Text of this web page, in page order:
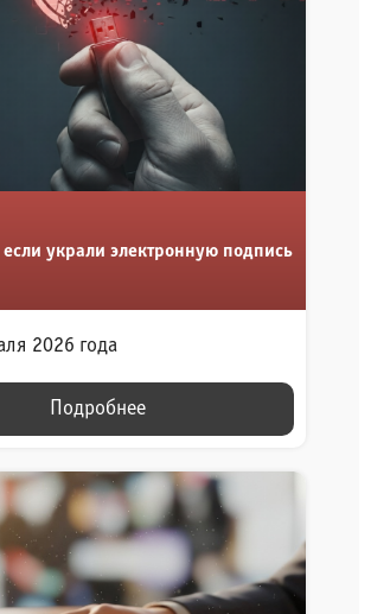
если украли электронную подпись
2026 года
Подробнее